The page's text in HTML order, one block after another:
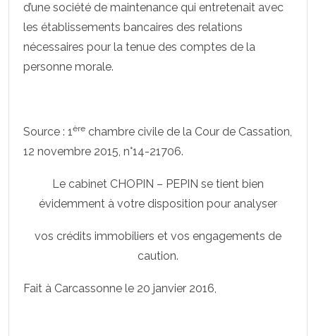
d’une société de maintenance qui entretenait avec
les établissements bancaires des relations
nécessaires pour la tenue des comptes de la
personne morale.
Source : 1ère chambre civile de la Cour de Cassation,
12 novembre 2015, n°14-21706.
Le cabinet CHOPIN – PEPIN se tient bien
évidemment à votre disposition pour analyser
vos crédits immobiliers et vos engagements de
caution.
Fait à Carcassonne le 20 janvier 2016,